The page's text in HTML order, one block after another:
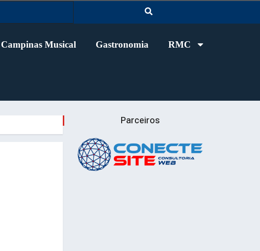
Campinas Musical Gastronomia RMC
Parceiros